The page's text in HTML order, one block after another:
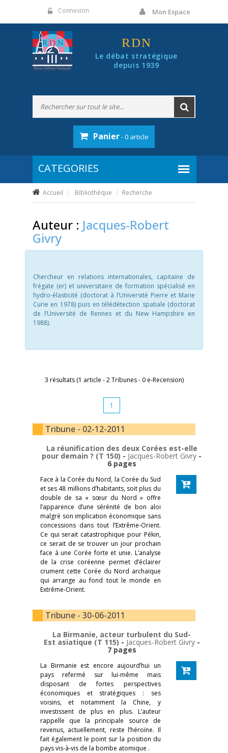
Connexion Mon Espace
RDN
Le débat stratégique
depuis 1939
Panier- 0 article
Accueil Bibliothèque Recherche
Auteur : Jacques-Robert
Givry
Chercheur en relations internationales, capitaine de
frégate (er) et universitaire de formation spécialisé en
hydro-élasticité (doctorat à l’Université Pierre et Marie
Curie en 1978) puis en télédétection spatiale (doctorat
de l’Université de Rennes et du New Hampshire en
1988).
3 résultats (1 article - 2 Tribunes - 0 e-Recension)
1
Tribune - 02-12-2011
La réunification des deux Corées est-elle
pour demain ? (T 150) - Jacques-Robert Givry -
6 pages
Face à la Corée du Nord, la Corée du Sud
et ses 48 millions d’habitants, soit plus du
double de sa « sœur du Nord » offre
l’apparence d’une sérénité de bon aloi
malgré son implication économique sans
concessions dans tout l’Extrême-Orient.
Ce qui serait catastrophique pour Pékin,
ce serait de se trouver un jour prochain
face à une Corée forte et unie. L’analyse
de la crise coréenne permet d’éclairer
crument cette Corée du Nord archaïque
qui arrange au fond tout le monde en
Extrême-Orient.
Tribune - 30-06-2011
La Birmanie, acteur turbulent du Sud-
Est asiatique (T 115) - Jacques-Robert Givry-
7 pages
La Birmanie est encore aujourd’hui un
pays refermé sur lui-même mais
disposant de fortes perspectives
économiques et stratégiques : ses
voisins, et notamment la Chine, y
investissent de plus en plus. L’auteur
rappelle que la principale source de
revenus, actuellement, reste l’héroïne. Il
fait également le point sur la position du
pays vis-à-vis de la bombe atomique .